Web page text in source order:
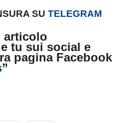
SUTELEGRAM
articolo
tu sui social e
pagina Facebook
”